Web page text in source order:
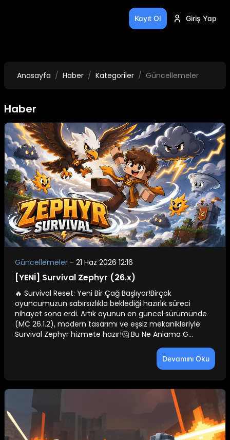
Kayıt Ol Giriş Yap
Anasayfa Haber Kategoriler Güncellemeler
Haber
Güncellemeler - 21 Haz 2026 12:16
[YENİ] Survival Zephyr (26.x)
🔥 Survival Reset: Yeni Bir Çağ Başlıyor!Birçok
oyuncumuzun sabırsızlıkla beklediği hazırlık süreci
nihayet sona erdi. Artık oyunun en güncel sürümünde
(MC 26.1.2), modern tasarımı ve eşsiz mekanikleriyle
Survival Zephyr hizmete hazır!🤔 Bu Ne Anlama G...
Devamını Oku